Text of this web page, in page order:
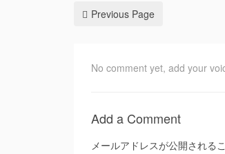
Previous Page
No comment yet, add your
Add a Comment
メールアドレスが公開される